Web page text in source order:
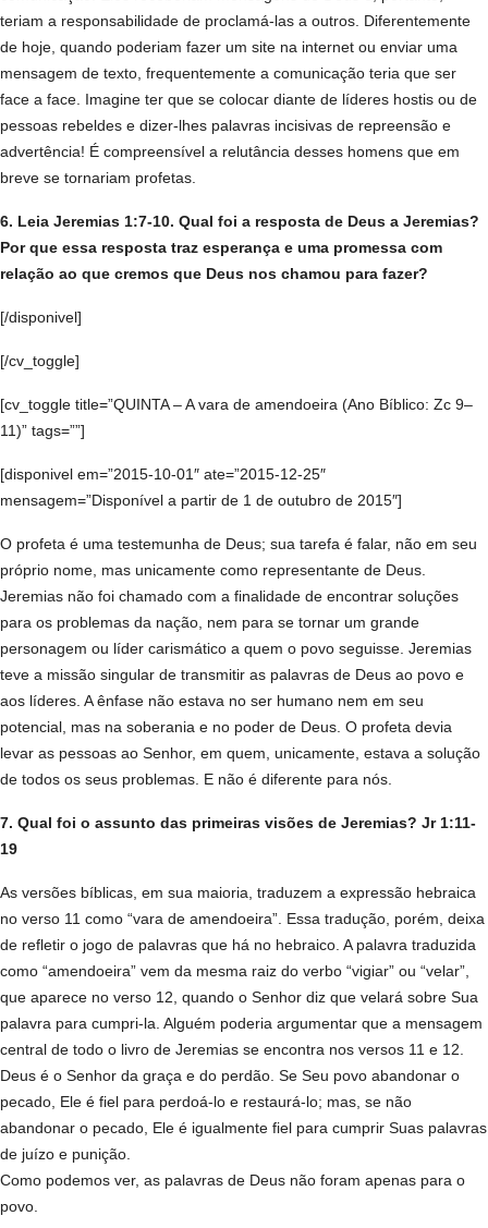
teriam a responsabilidade de proclamá-las a outros. Diferentemente
de hoje, quando poderiam fazer um site na internet ou enviar uma
mensagem de texto, frequentemente a comunicação teria que ser
face a face. Imagine ter que se colocar diante de líderes hostis ou de
pessoas rebeldes e dizer-lhes palavras incisivas de repreensão e
advertência! É compreensível a relutância desses homens que em
breve se tornariam profetas.
6. Leia Jeremias 1:7-10. Qual foi a resposta de Deus a Jeremias?
Por que essa resposta traz esperança e uma promessa com
relação ao que cremos que Deus nos chamou para fazer?
[/disponivel]
[/cv_toggle]
[cv_toggle title=”QUINTA – A vara de amendoeira (Ano Bíblico: Zc 9–
11)” tags=””]
[disponivel em=”2015-10-01″ ate=”2015-12-25″
mensagem=”Disponível a partir de 1 de outubro de 2015″]
O profeta é uma testemunha de Deus; sua tarefa é falar, não em seu
próprio nome, mas unicamente como representante de Deus.
Jeremias não foi chamado com a finalidade de encontrar soluções
para os problemas da nação, nem para se tornar um grande
personagem ou líder carismático a quem o povo seguisse. Jeremias
teve a missão singular de transmitir as palavras de Deus ao povo e
aos líderes. A ênfase não estava no ser humano nem em seu
potencial, mas na soberania e no poder de Deus. O profeta devia
levar as pessoas ao Senhor, em quem, unicamente, estava a solução
de todos os seus problemas. E não é diferente para nós.
7. Qual foi o assunto das primeiras visões de Jeremias? Jr 1:11-
19
As versões bíblicas, em sua maioria, traduzem a expressão hebraica
no verso 11 como “vara de amendoeira”. Essa tradução, porém, deixa
de refletir o jogo de palavras que há no hebraico. A palavra traduzida
como “amendoeira” vem da mesma raiz do verbo “vigiar” ou “velar”,
que aparece no verso 12, quando o Senhor diz que velará sobre Sua
palavra para cumpri-la. Alguém poderia argumentar que a mensagem
central de todo o livro de Jeremias se encontra nos versos 11 e 12.
Deus é o Senhor da graça e do perdão. Se Seu povo abandonar o
pecado, Ele é fiel para perdoá-lo e restaurá-lo; mas, se não
abandonar o pecado, Ele é igualmente fiel para cumprir Suas palavras
de juízo e punição.
Como podemos ver, as palavras de Deus não foram apenas para o
povo.